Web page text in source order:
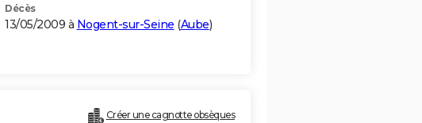
Décès
13/05/2009 à Nogent-sur-Seine (Aube)
Créer une cagnotte obsèques